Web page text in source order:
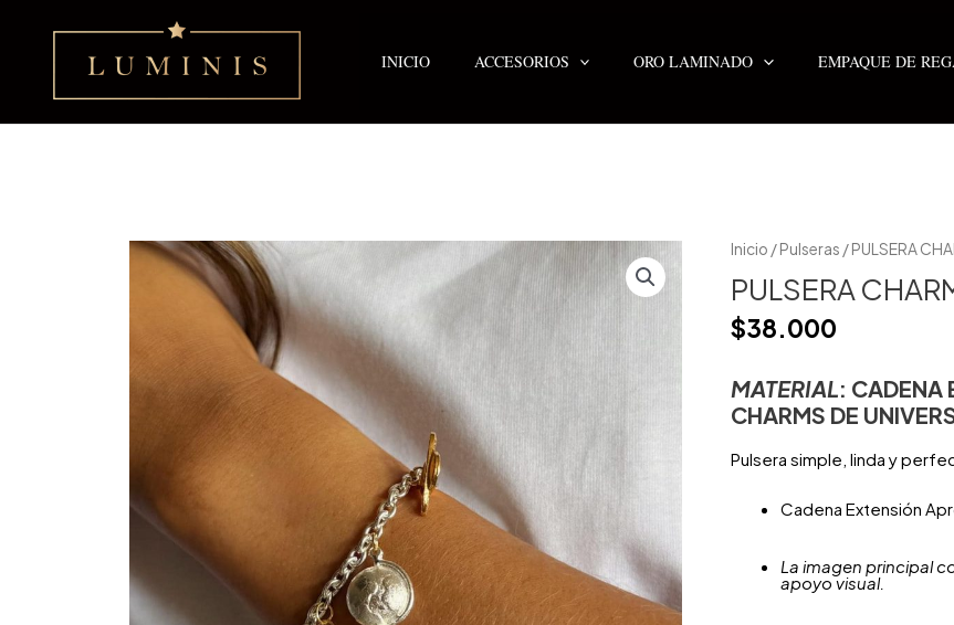
contenido
INICIO
ACCESORIOS ORO LAMINADO EMPAQUE DE
Inicio /Pulseras / PULSERA
PULSERA
$38.000
MATERIAL: CADENA
CHARMS DE
Pulsera simple, linda y
Cadena Extensión
La imagen principal
apoyo visual.